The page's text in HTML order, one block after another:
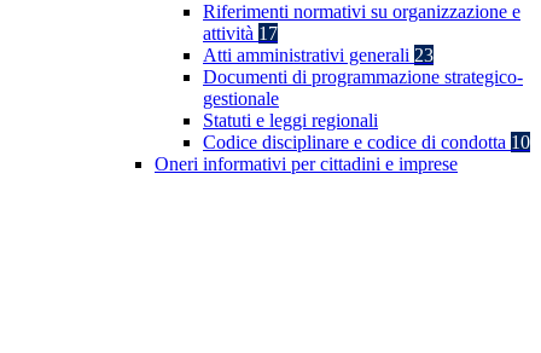
Riferimenti normativi su organizzazione e
attività 17
Atti amministrativi generali 23
Documenti di programmazione strategico-
gestionale
Statuti e leggi regionali
Codice disciplinare e codice di condotta 10
Oneri informativi per cittadini e imprese